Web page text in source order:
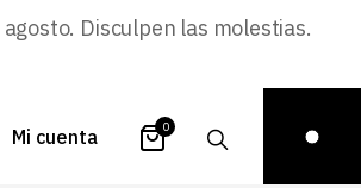
Disculpen las molestias.
Mi cuenta 0